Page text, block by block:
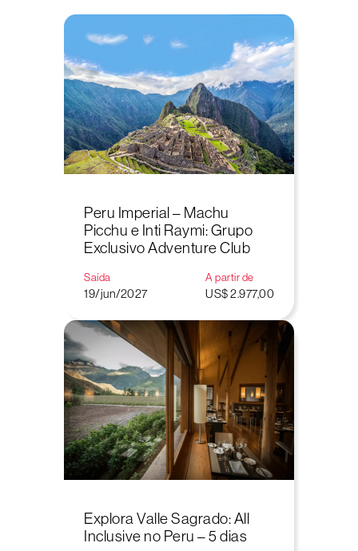
Peru Imperial – Machu
Picchu e Inti Raymi: Grupo
Exclusivo Adventure Club
Saída
19/jun/2027
A partir de
US$ 2.977,00
Explora Valle Sagrado: All
Inclusive no Peru – 5 dias